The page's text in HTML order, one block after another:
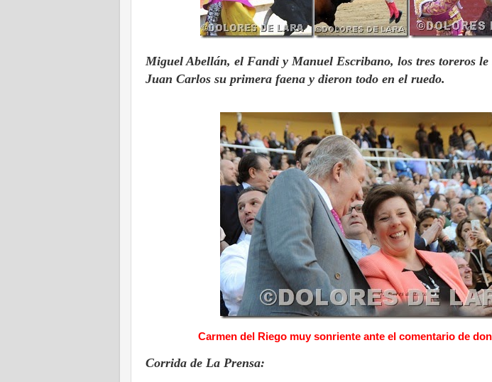
Miguel Abellán, el Fandi y Manuel Escribano, los tres toreros
Juan Carlos su primera faena y dieron todo en el ruedo.
Carmen del Riego muy sonriente ante el comentario de
Corrida de La Prensa: